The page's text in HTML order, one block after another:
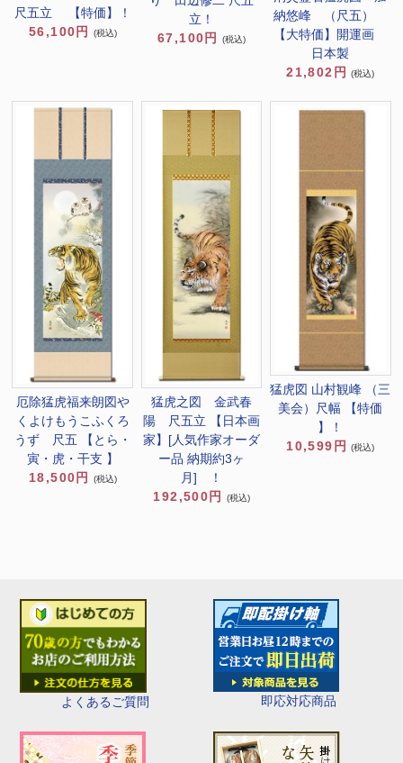
よくあるご質問 即応対応商品
尺五立 【特価】！
56,100円
(税込)
立！
67,100円
(税込)
納悠峰 （尺五）
【大特価】開運画
日本製
21,802円
(税込)
厄除猛虎福来朗図や
くよけもうこふくろ
うず 尺五 【とら・
寅・虎・干支 】
18,500円
(税込)
猛虎之図 金武春
陽 尺五立 【日本画
家】[人気作家オーダ
ー品 納期約3ヶ
月] ！
192,500円
(税込)
猛虎図 山村観峰 （三
美会）尺幅 【特価
】！
10,599円
(税込)